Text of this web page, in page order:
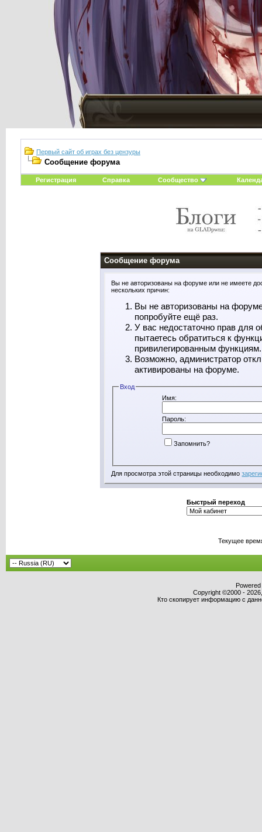
Первый сайт об играх без цензуры
Сообщение форума
Регистрация Справка Сообщество
Сообщение форума
Вы не авторизованы на форуме или не имеете
нескольких причин:
Вы не авторизованы на
попробуйте ещё раз.
У вас недостаточно прав для
пытаетесь обратиться к
привилегированным функциям.
Возможно, администратор
активированы на форуме.
Вход
Имя:
Пароль:
Запомнить?
Для просмотра этой страницы необходимо
Быстрый переход
Текущее
Copyright ©2000 -
Кто скопирует информацию с